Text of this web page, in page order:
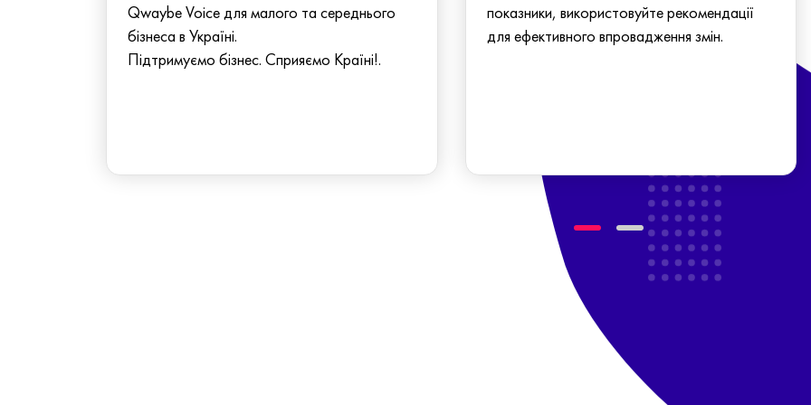
Qwaybe Voice для малого та середнього
бізнеса в Україні.
Підтримуємо бізнес. Сприяємо Країні!.
показники, використовуйте рекомендації
для ефективного впровадження змін.